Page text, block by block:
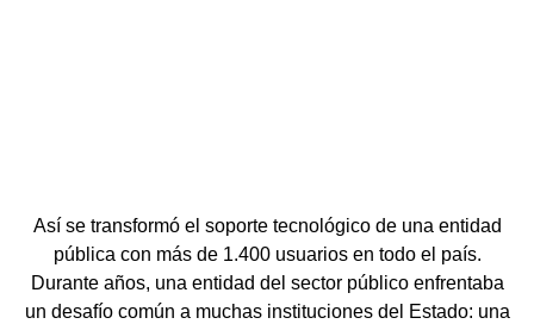
Así se transformó el soporte tecnológico de una entidad
pública con más de 1.400 usuarios en todo el país.
Durante años, una entidad del sector público enfrentaba
un desafío común a muchas instituciones del Estado: una